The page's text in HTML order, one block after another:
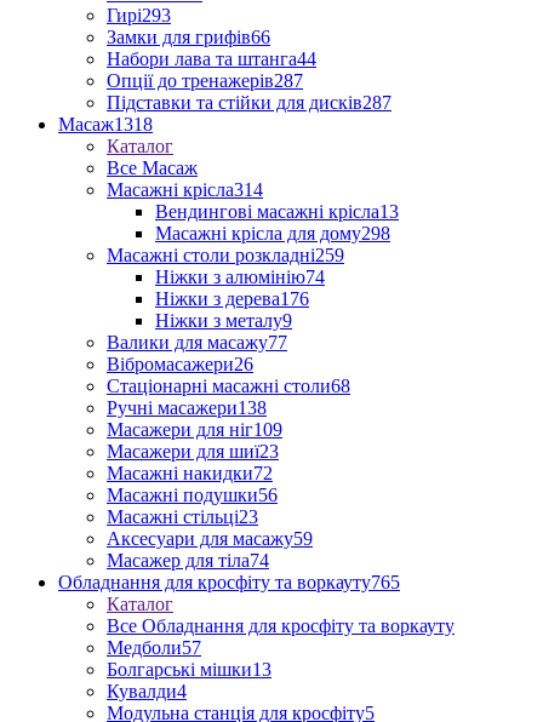
Гирі293
Замки для грифів66
Набори лава та штанга44
Опції до тренажерів287
Підставки та стійки для дисків287
Масаж1318
Каталог
Все Масаж
Масажні крісла314
Вендингові масажні крісла13
Масажні крісла для дому298
Масажні столи розкладні259
Ніжки з алюмінію74
Ніжки з дерева176
Ніжки з металу9
Валики для масажу77
Вібромасажери26
Стаціонарні масажні столи68
Ручні масажери138
Масажери для ніг109
Масажери для шиї23
Масажні накидки72
Масажні подушки56
Масажні стільці23
Аксесуари для масажу59
Масажер для тіла74
Обладнання для кросфіту та воркауту765
Каталог
Все Обладнання для кросфіту та воркауту
Медболи57
Болгарські мішки13
Кувалди4
Модульна станція для кросфіту5